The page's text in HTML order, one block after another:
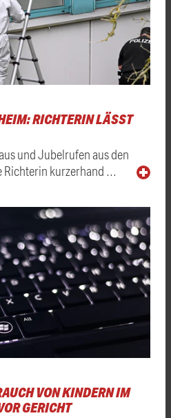
RICHTERIN LÄSST
und Jubelrufen aus den
Richterin kurzerhand …
VON KINDERN IM
GERICHT